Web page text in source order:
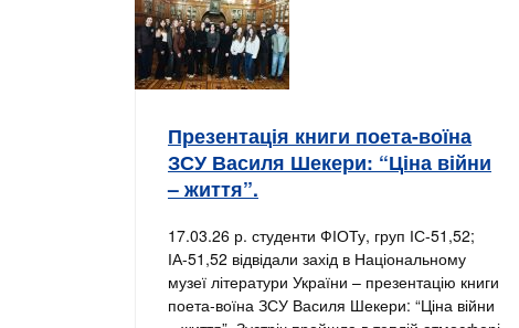
Презентація книги поета-воїна
ЗСУ Василя Шекери: “Ціна війни
– життя”.
17.03.26 р. студенти ФІОТу, груп ІС-51,52;
ІА-51,52 відвідали захід в Національному
музеї літератури України – презентацію книги
поета-воїна ЗСУ Василя Шекери: “Ціна війни